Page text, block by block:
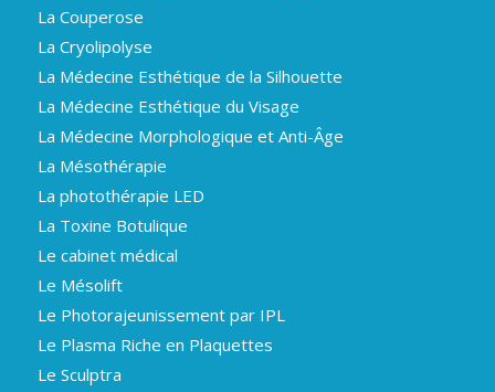
La Couperose
La Cryolipolyse
La Médecine Esthétique de la Silhouette
La Médecine Esthétique du Visage
La Médecine Morphologique et Anti-Âge
La Mésothérapie
La photothérapie LED
La Toxine Botulique
Le cabinet médical
Le Mésolift
Le Photorajeunissement par IPL
Le Plasma Riche en Plaquettes
Le Sculptra